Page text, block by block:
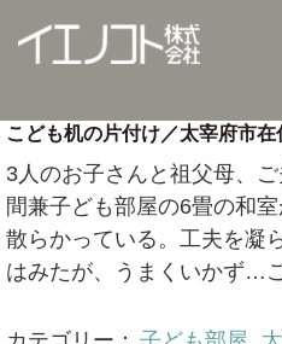
こども机の片付け／太宰府市在
3人のお子さんと祖父母、
間兼子ども部屋の6畳の和
散らかっている。工夫を凝
はみたが、うまくいかず…